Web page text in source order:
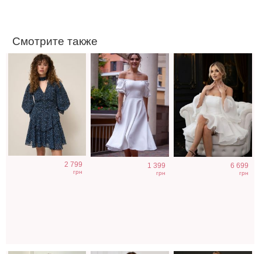
Смотрите также
2 799
грн
1 399
грн
6 699
грн
Голубое
нарядное
Коктейльное
короткое платье-
Длинное
свадебное белое